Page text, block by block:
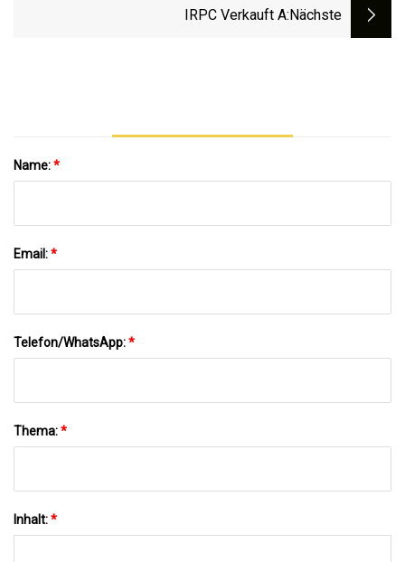
36.000 US-DollarIRPC Verkauft A:nächste
Name:*
Email:*
Telefon/WhatsApp:*
Thema:*
Inhalt:*